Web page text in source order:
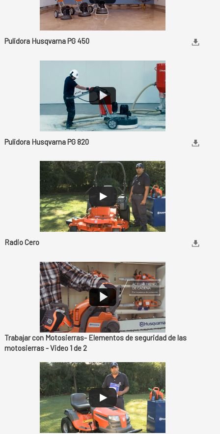
Pulidora Husqvarna PG 450
Pulidora Husqvarna PG 820
Radio Cero
Trabajar con Motosierras- Elementos de seguridad de las
motosierras - Video 1 de 2